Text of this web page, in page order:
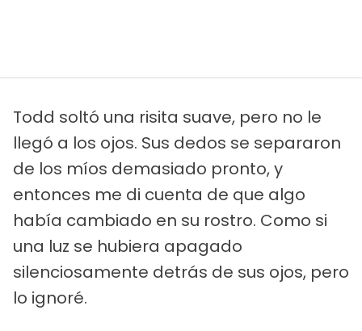
Todd soltó una risita suave, pero no le
llegó a los ojos. Sus dedos se separaron
de los míos demasiado pronto, y
entonces me di cuenta de que algo
había cambiado en su rostro. Como si
una luz se hubiera apagado
silenciosamente detrás de sus ojos, pero
lo ignoré.